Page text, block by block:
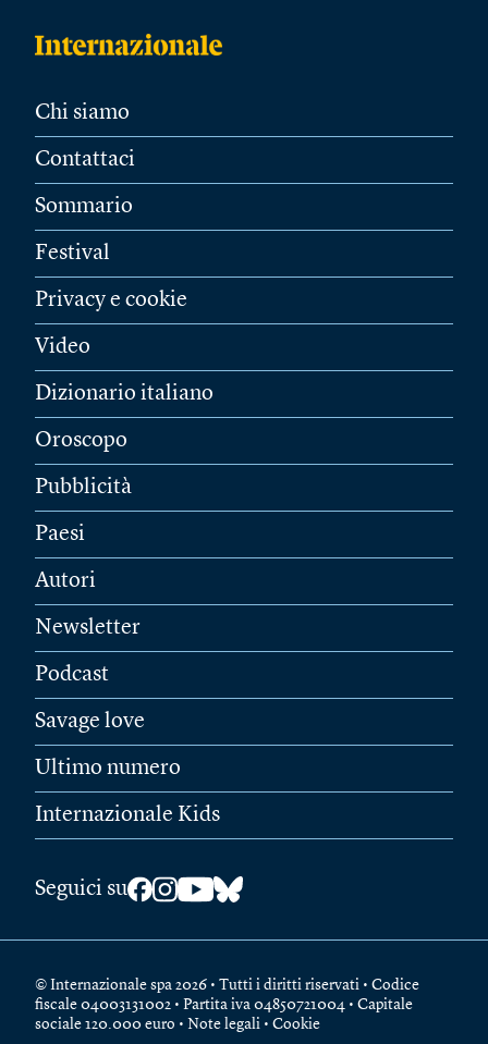
Chi siamo
Contattaci
Sommario
Festival
Privacy e cookie
Video
Dizionario italiano
Oroscopo
Pubblicità
Paesi
Autori
Newsletter
Podcast
Savage love
Ultimo numero
Internazionale Kids
Seguici su
© Internazionale spa 2026 • Tutti i diritti riservati • Codice
fiscale 04003131002 • Partita iva 04850721004 • Capitale
sociale 120.000 euro • Note legali • Cookie